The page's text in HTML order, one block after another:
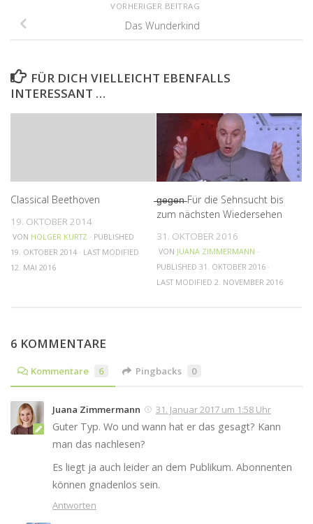
VORHERIGER BEITRAG
Das Wunderkind
FÜR DICH VIELLEICHT EBENFALLS
INTERESSANT …
Classical Beethoven
19. OKTOBER 2014
VON HOLGER KURTZ · PUBLISHED
19. OKTOBER 2014 · LAST MODIFIED
12. MAI 2016
̶̶g̶̶e̶̶g̶̶e̶̶n̶ Für die Sehnsucht bis
zum nächsten Wiedersehen
31. OKTOBER 2016
VON JUANA ZIMMERMANN ·
PUBLISHED 31. OKTOBER 2016 ·
LAST MODIFIED 2. NOVEMBER 2016
6 KOMMENTARE
Kommentare 6 Pingbacks 0
Juana Zimmermann 31. Januar 2017 um 1:58 Uhr
Guter Typ. Wo und wann hat er das gesagt? Kann
man das nachlesen?
Es liegt ja auch leider an dem Publikum. Abonnenten
können gnadenlos sein.
Antworten